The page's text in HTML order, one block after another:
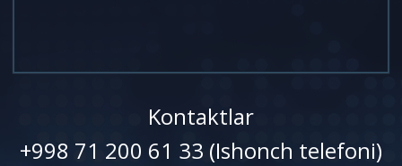
Kontaktlar
+998 71 200 61 33 (Ishonch telefoni)